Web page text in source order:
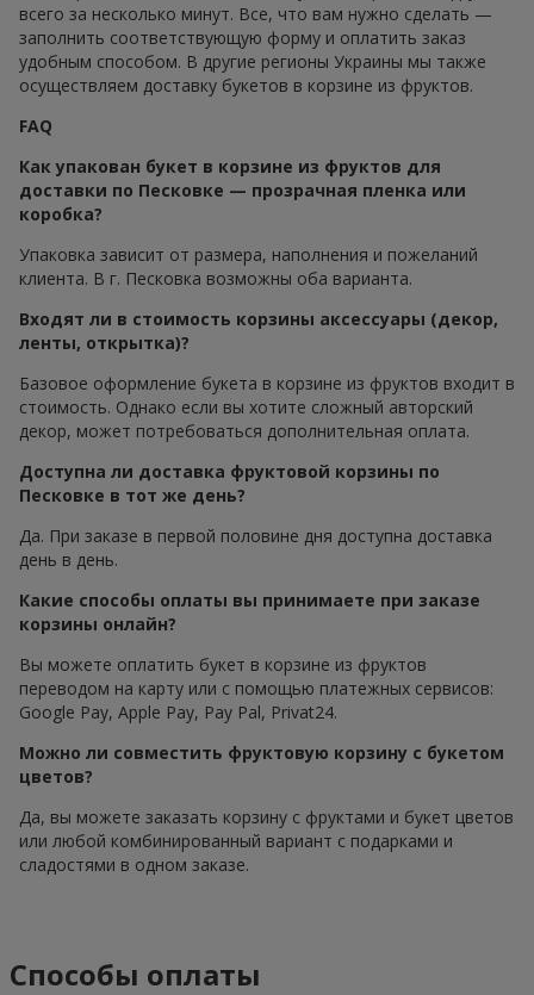
всего за несколько минут. Все, что вам нужно сделать —
заполнить соответствующую форму и оплатить заказ
удобным способом. В другие регионы Украины мы также
осуществляем доставку букетов в корзине из фруктов.
FAQ
Как упакован букет в корзине из фруктов для
доставки по Песковке — прозрачная пленка или
коробка?
Упаковка зависит от размера, наполнения и пожеланий
клиента. В г. Песковка возможны оба варианта.
Входят ли в стоимость корзины аксессуары (декор,
ленты, открытка)?
Базовое оформление букета в корзине из фруктов входит в
стоимость. Однако если вы хотите сложный авторский
декор, может потребоваться дополнительная оплата.
Доступна ли доставка фруктовой корзины по
Песковке в тот же день?
Да. При заказе в первой половине дня доступна доставка
день в день.
Какие способы оплаты вы принимаете при заказе
корзины онлайн?
Вы можете оплатить букет в корзине из фруктов
переводом на карту или с помощью платежных сервисов:
Google Pay, Apple Pay, Pay Pal, Privat24.
Можно ли совместить фруктовую корзину с букетом
цветов?
Да, вы можете заказать корзину с фруктами и букет цветов
или любой комбинированный вариант с подарками и
сладостями в одном заказе.
Способы оплаты